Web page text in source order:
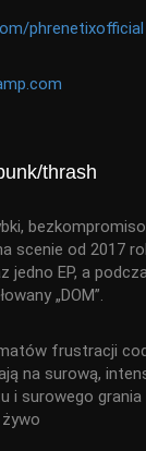
phrenetixofficial
thrash
scenie od 2017
jedno EP, a
„DOM”.
frustracji
na surową,
i surowego
żywo